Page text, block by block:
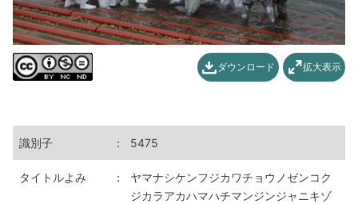
拡大表示
ダウンロード
識別子 ： 5475
タイトルよみ ：
ヤマナシケンフジカワチョウノゼンコク
ジカラアカハマハチマンジンジャニキゾ